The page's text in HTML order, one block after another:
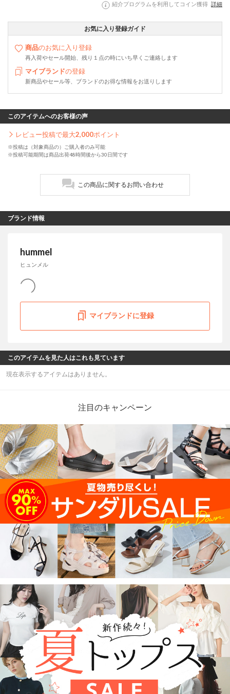
紹介プログラムを利用してコイン獲得 詳細
お気に入り登録ガイド
商品のお気に入り登録
再入荷やセール開始、残り１点の時にいち早くご連絡します
マイブランドの登録
新商品やセール等、ブランドのお得な情報をお送りします
このアイテムへのお客様の声
レビュー投稿で最大2,000ポイント
※投稿は（対象商品の）ご購入者のみ可能
※投稿可能期間は商品出荷48時間後から30日間です
この商品に関するお問い合わせ
ブランド情報
hummel
ヒュンメル
マイブランドに登録
このアイテムを見た人はこれも見ています
現在表示するアイテムはありません。
注目のキャンペーン